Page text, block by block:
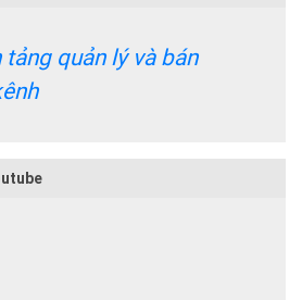
tảng quản lý và bán